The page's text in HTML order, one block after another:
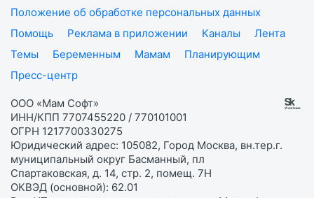
Положение об обработке персональных данных
Помощь
Реклама в приложении Каналы
Лента
Темы
Беременным Мамам
Планирующим
Пресс-центр
ООО «Мам Софт»
ИНН/КПП 7707455220 / 770101001
ОГРН 1217700330275
Юридический адрес: 105082, Город Москва, вн.тер.г.
муниципальный округ Басманный, пл
Спартаковская, д. 14, стр. 2, помещ. 7Н
ОКВЭД (основной): 62.01